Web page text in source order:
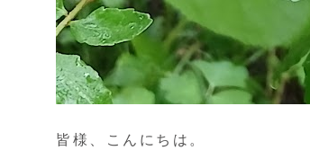
皆様、こんにちは。